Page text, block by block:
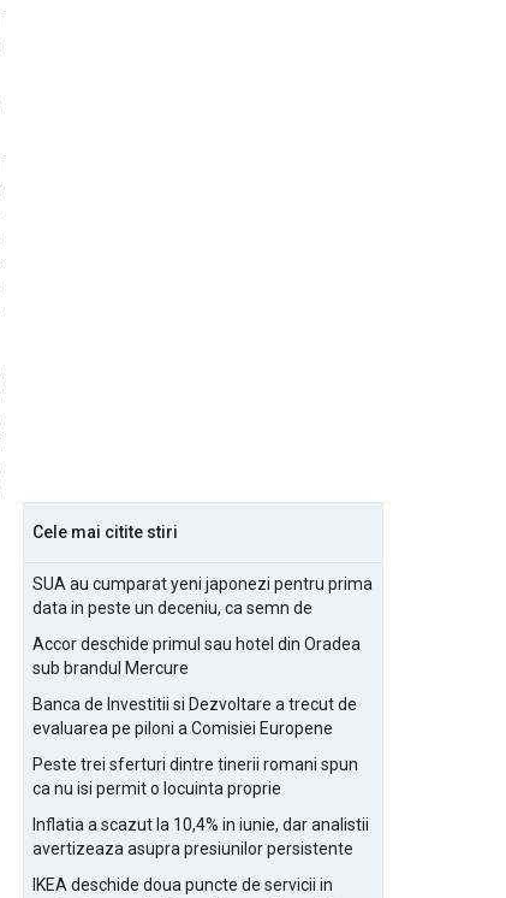
Cele mai citite stiri
SUA au cumparat yeni japonezi pentru prima
data in peste un deceniu, ca semn de
Accor deschide primul sau hotel din Oradea
sub brandul Mercure
Banca de Investitii si Dezvoltare a trecut de
evaluarea pe piloni a Comisiei Europene
Peste trei sferturi dintre tinerii romani spun
ca nu isi permit o locuinta proprie
Inflatia a scazut la 10,4% in iunie, dar analistii
avertizeaza asupra presiunilor persistente
IKEA deschide doua puncte de servicii in